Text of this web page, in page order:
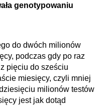
genotypowaniu
do dwóch milionów
podczas gdy po raz
pięciu do sześciu
miesięcy, czyli mniej
milionów testów
jest jak dotąd